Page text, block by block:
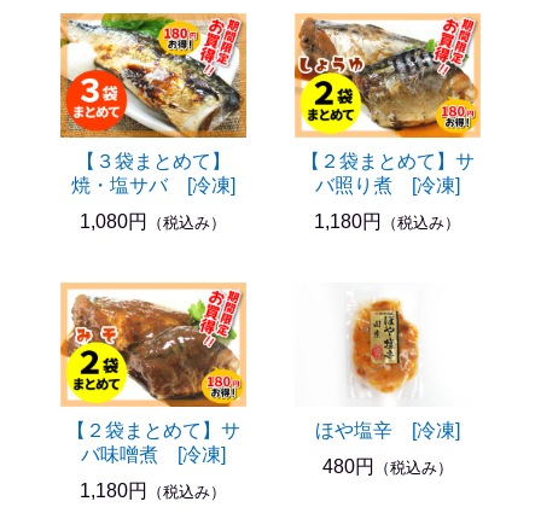
【３袋まとめて】
焼・塩サバ [冷凍]
1,080円
（税込み）
【２袋まとめて】サ
バ照り煮 [冷凍]
1,180円
（税込み）
【２袋まとめて】サ
バ味噌煮 [冷凍]
1,180円
（税込み）
ほや塩辛 [冷凍]
480円
（税込み）